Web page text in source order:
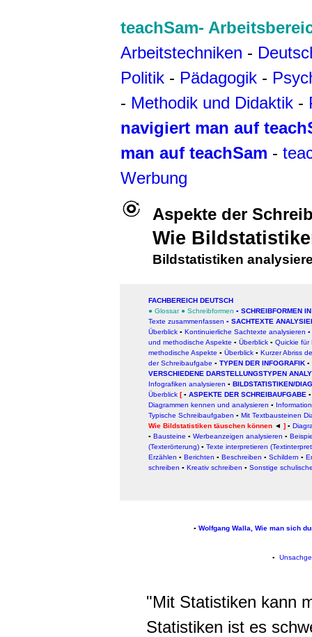
teachSam-
Arbeitstechniken -
Politik - Pädagogik -
- Methodik und Didaktik -
navigiert man auf
man auf teachSam -
Werbung
Aspekte der
Wie
Bildstatistiken
FACHBEREICH DEUTSCH
● Glossar ● Schreibformen ▪ SCHREIBFORMEN
Texte zusammenfassen ▪ SACHTEXTE
Überblick ▪ Kontinuierliche Sachtexte analysieren ▪
und methodische Aspekte ▪ Überblick ▪ Quickie für
methodische Aspekte ▪ Überblick ▪ Kurzer Abriss
der Schreibaufgabe ▪ TYPEN DER INFOGRAFIK ▪
VERSCHIEDENE DARSTELLUNGSTYPEN
Infografiken analysieren ▪ BILDSTATISTIKEN/
Überblick [ ▪ ASPEKTE DER SCHREIBAUFGABE ▪
Diagrammen kennen und analysieren ▪
Typische Schreibaufgaben ▪ Mit Textbausteinen
Wie Bildstatistiken täuschen können ◄ ] ▪
▪ Bausteine ▪ Werbeanzeigen analysieren ▪
(Texterörterung) ▪ Texte interpretieren
Erzählen ▪ Berichten ▪ Beschreiben ▪ Schildern ▪
schreiben ▪ Kreativ schreiben ▪ Sonstige
▪ Wolfgang Walla, Wie man sich
▪
"Mit Statistiken kann
Statistiken ist es